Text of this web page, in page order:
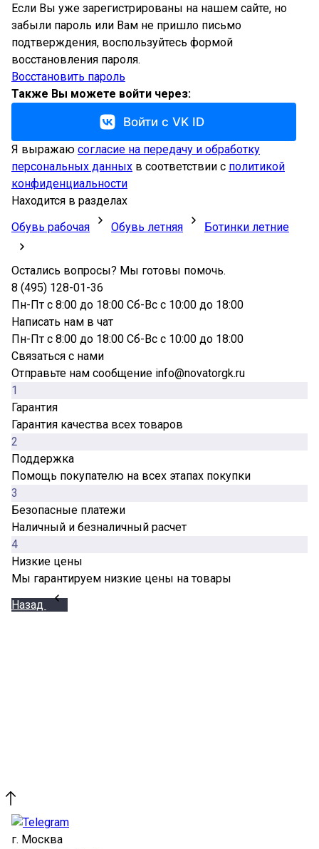
Если Вы уже зарегистрированы на нашем сайте, но
забыли пароль или Вам не пришло письмо
подтверждения, воспользуйтесь формой
восстановления пароля.
Восстановить пароль
Также Вы можете войти через:
Войти с VK ID
Я выражаю согласие на передачу и обработку
персональных данных в соответствии с политикой
конфиденциальности
Находится в разделах
Обувь рабочая
Обувь летняя Ботинки летние
Остались вопросы? Мы готовы помочь.
8 (495) 128-01-36
Пн-Пт с 8:00 до 18:00 Сб-Вс с 10:00 до 18:00
Написать нам в чат
Пн-Пт с 8:00 до 18:00 Сб-Вс с 10:00 до 18:00
Связаться с нами
Отправьте нам сообщение info@novatorgk.ru
1
Гарантия
Гарантия качества всех товаров
2
Поддержка
Помощь покупателю на всех этапах покупки
3
Безопасные платежи
Наличный и безналичный расчет
4
Низкие цены
Мы гарантируем низкие цены на товары
Назад
г. Москва